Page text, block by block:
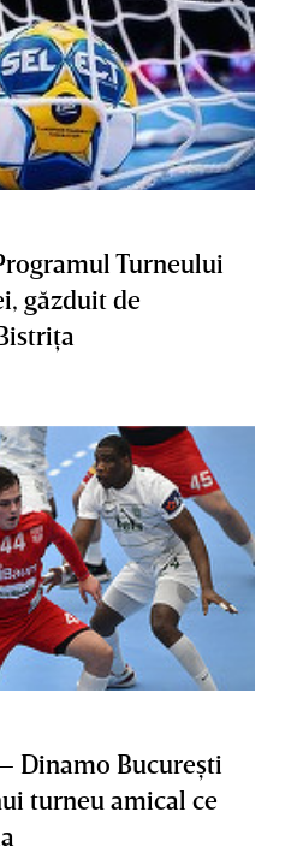
Turneului
găzduit de
Dinamo Bucureşti
turneu amical ce